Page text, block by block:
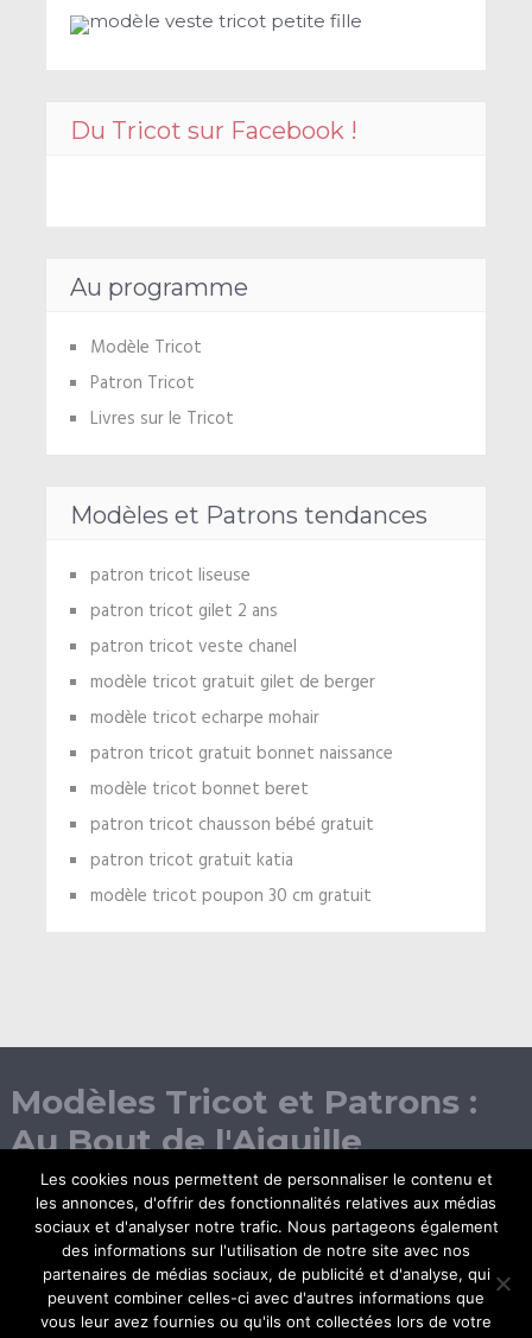
modèle veste tricot petite fille
Du Tricot sur Facebook !
Au programme
Modèle Tricot
Patron Tricot
Livres sur le Tricot
Modèles et Patrons tendances
patron tricot liseuse
patron tricot gilet 2 ans
patron tricot veste chanel
modèle tricot gratuit gilet de berger
modèle tricot echarpe mohair
patron tricot gratuit bonnet naissance
modèle tricot bonnet beret
patron tricot chausson bébé gratuit
patron tricot gratuit katia
modèle tricot poupon 30 cm gratuit
Modèles Tricot et Patrons :
Au Bout de l'Aiguille
Les cookies nous permettent de personnaliser le contenu et
les annonces, d'offrir des fonctionnalités relatives aux médias
sociaux et d'analyser notre trafic. Nous partageons également
des informations sur l'utilisation de notre site avec nos
partenaires de médias sociaux, de publicité et d'analyse, qui
peuvent combiner celles-ci avec d'autres informations que
vous leur avez fournies ou qu'ils ont collectées lors de votre